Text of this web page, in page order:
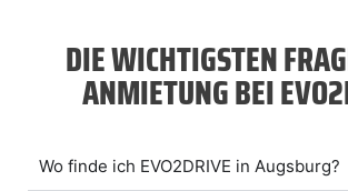
DIE WICHTIGSTEN
ANMIETUNG BEI
Wo finde ich EVO2DRIVE in Augsburg?